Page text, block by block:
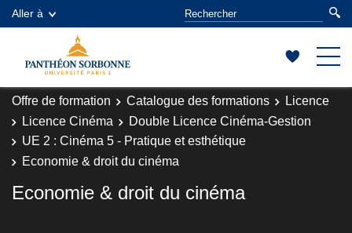
Aller à
Offre de formation Catalogue des formations
Licence
Licence Cinéma
Double Licence Cinéma-Gestion
UE 2 : Cinéma 5 - Pratique et esthétique
Economie & droit du cinéma
Economie & droit du cinéma